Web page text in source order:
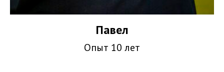
Павел
Опыт 10 лет